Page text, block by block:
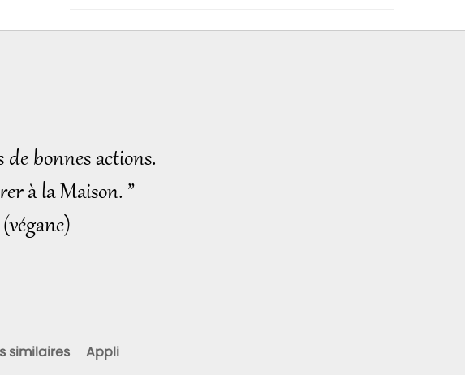
de bonnes actions.
à la Maison. ”
similaires Appli